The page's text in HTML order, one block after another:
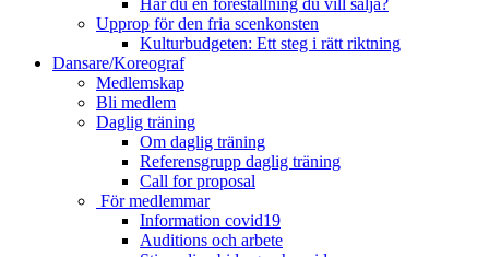
Upprop för den fria scenkonsten
Kulturbudgeten: Ett steg i rätt riktning
Dansare/Koreograf
Medlemskap
Bli medlem
Daglig träning
Om daglig träning
Referensgrupp daglig träning
Call for proposal
För medlemmar
Information covid19
Auditions och arbete